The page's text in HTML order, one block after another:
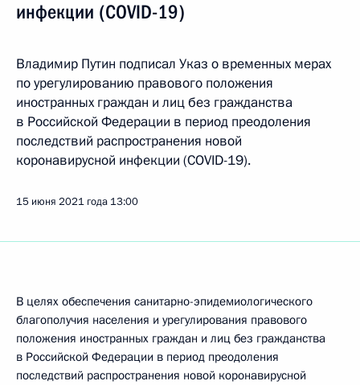
инфекции (COVID-19)
Владимир Путин подписал Указ о временных мерах
по урегулированию правового положения
иностранных граждан и лиц без гражданства
в Российской Федерации в период преодоления
последствий распространения новой
коронавирусной инфекции (COVID-19).
15 июня 2021 года 13:00
В целях обеспечения санитарно-эпидемиологического
благополучия населения и урегулирования правового
положения иностранных граждан и лиц без гражданства
в Российской Федерации в период преодоления
последствий распространения новой коронавирусной